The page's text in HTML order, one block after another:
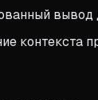
вывод
контекста